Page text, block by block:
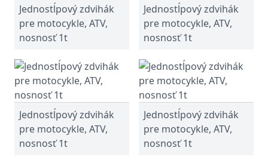
Jednostĺpový zdvihák
pre motocykle, ATV,
nosnosť 1t
Jednostĺpový zdvihák
pre motocykle, ATV,
nosnosť 1t
Jednostĺpový zdvihák
pre motocykle, ATV,
nosnosť 1t
Jednostĺpový zdvihák
pre motocykle, ATV,
nosnosť 1t